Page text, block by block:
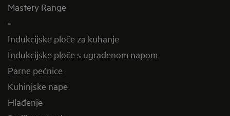
Mastery Range
-
Indukcijske ploče za kuhanje
Indukcijske ploče s ugrađenom napom
Parne pećnice
Kuhinjske nape
Hlađenje